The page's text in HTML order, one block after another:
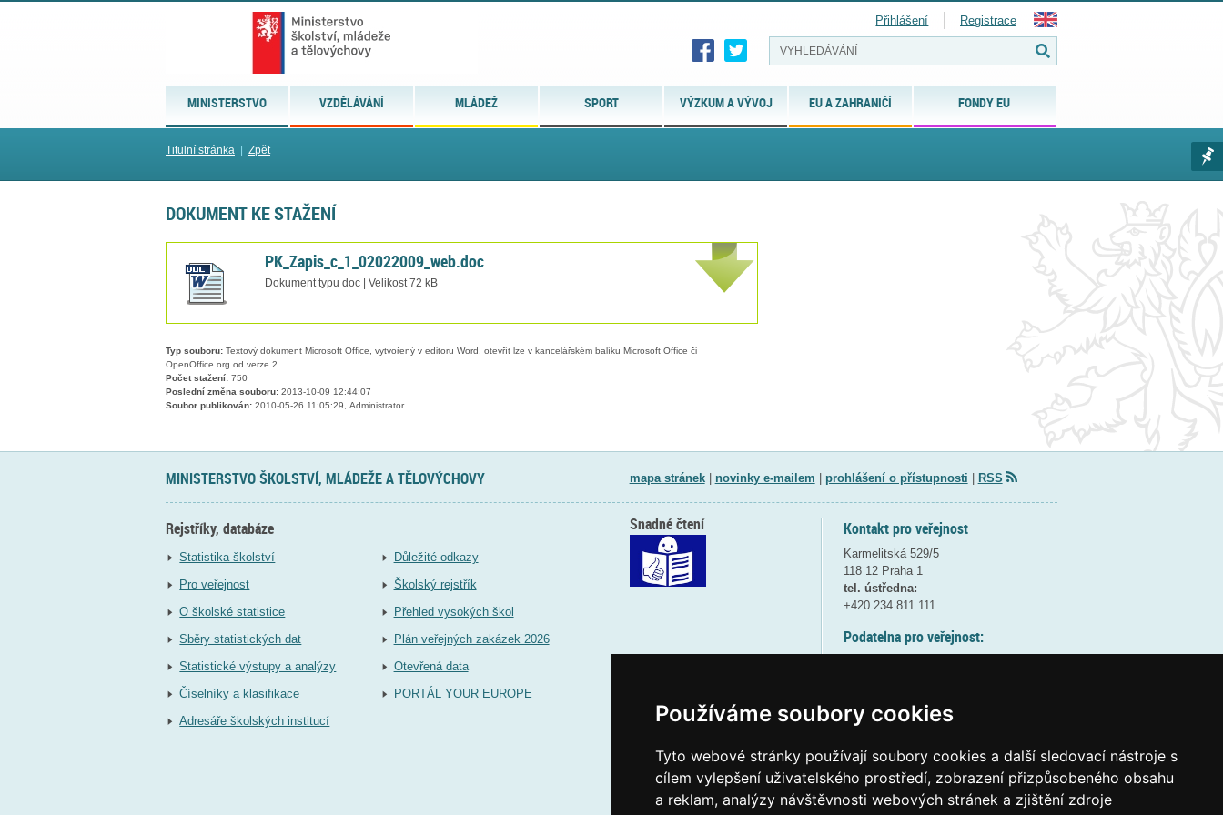
Používáme soubory cookies
Tyto webové stránky používají soubory cookies a další sledovací nástroje s
cílem vylepšení uživatelského prostředí, zobrazení přizpůsobeného obsahu
a reklam, analýzy návštěvnosti webových stránek a zjištění zdroje
MINISTERSTVO VZDĚLÁVÁNÍ MLÁDEŽ SPORT VÝZKUM A VÝVOJ EU A ZAHRANIČÍ FONDY EU
Přihlášení Registrace
Titulní stránka Zpět
DOKUMENT KE STAŽENÍ
PK_Zapis_c_1_02022009_web.doc
Dokument typu doc | Velikost 72 kB
Typ souboru: Textový dokument Microsoft Office, vytvořený v editoru Word, otevřít lze v kancelářském balíku Microsoft Office či
OpenOffice.org od verze 2.
Počet stažení: 750
Poslední změna souboru: 2013-10-09 12:44:07
Soubor publikován: 2010-05-26 11:05:29, Administrator
MINISTERSTVO ŠKOLSTVÍ, MLÁDEŽE A TĚLOVÝCHOVY mapa stránek| novinky e-mailem prohlášení o přístupnosti RSS
Rejstříky, databáze
Statistika školství
Pro veřejnost
O školské statistice
Sběry statistických dat
Statistické výstupy a analýzy
Číselníky a klasifikace
Adresáře školských institucí
Důležité odkazy
Školský rejstřík
Přehled vysokých škol
Plán veřejných zakázek 2026
Otevřená data
PORTÁL YOUR EUROPE
Kontakt pro veřejnost
Karmelitská 529/5
118 12 Praha 1
tel. ústředna:
+420 234 811 111
Podatelna pro veřejnost:
(více informací
Elektronická podatelna:
posta@msmtgov cz
Snadné čtení